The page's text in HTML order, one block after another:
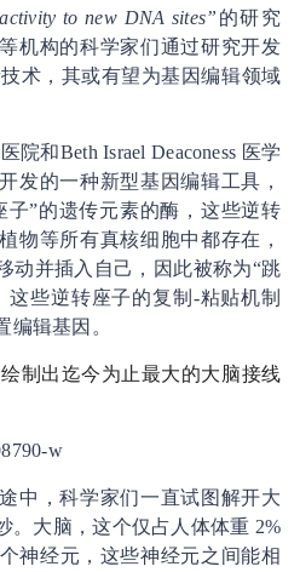
to new DNA sites” 的研究
机构的科学家们通过研究开发
术，其或有望为基因编辑领域
院和Beth Israel Deaconess 医学
发的一种新型基因编辑工具，
子”的遗传元素的酶，这些逆转
物等所有真核细胞中都存在，
动并插入自己，因此被称为“跳
这些逆转座子的复制-粘贴机制
编辑基因。
制出迄今为止最大的大脑接线
w
中，科学家们一直试图解开大
。大脑，这个仅占人体体重 2%
神经元，这些神经元之间能相